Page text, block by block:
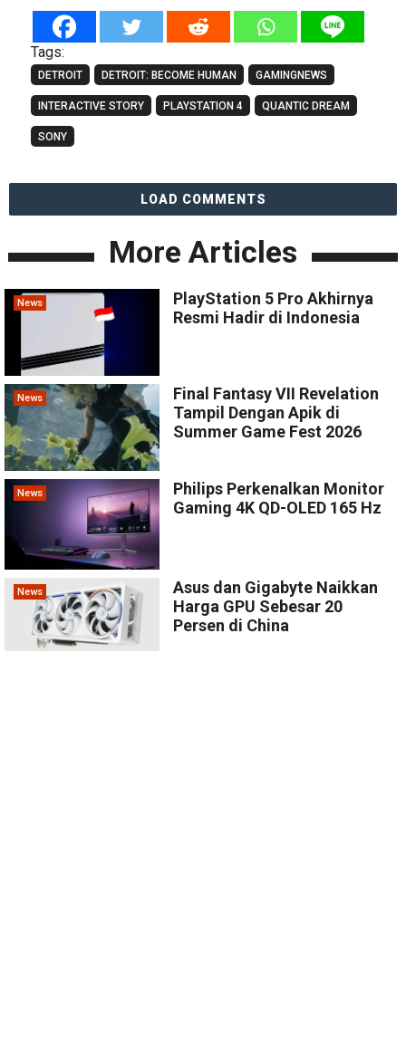
Tags:
DETROIT DETROIT: BECOME HUMAN GAMINGNEWS
INTERACTIVE STORY PLAYSTATION 4 QUANTIC DREAM
SONY
LOAD COMMENTS
More Articles
News
PlayStation 5 Pro Akhirnya
Resmi Hadir di Indonesia
News
Final Fantasy VII Revelation
Tampil Dengan Apik di
Summer Game Fest 2026
News
Philips Perkenalkan Monitor
Gaming 4K QD-OLED 165 Hz
News
Asus dan Gigabyte Naikkan
Harga GPU Sebesar 20
Persen di China